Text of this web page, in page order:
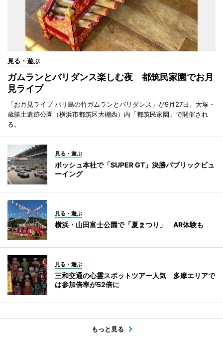
見る・遊ぶ
ガムランとバリダンス楽しむ夜 都筑民家園でお月
見ライブ
「お月見ライブ バリ島の竹ガムランとバリダンス」が9月27日、大塚・
歳勝土遺跡公園（横浜市都筑区大棚西）内「都筑民家園」で開催され
る。
見る・遊ぶ
ボッシュ本社で「SUPER GT」決勝パブリックビュ
ーイング
見る・遊ぶ
横浜・山田富士公園で「夏まつり」 AR体験も
見る・遊ぶ
三和交通の心霊スポットツアー人気 多摩エリアで
は参加倍率が52倍に
もっと見る